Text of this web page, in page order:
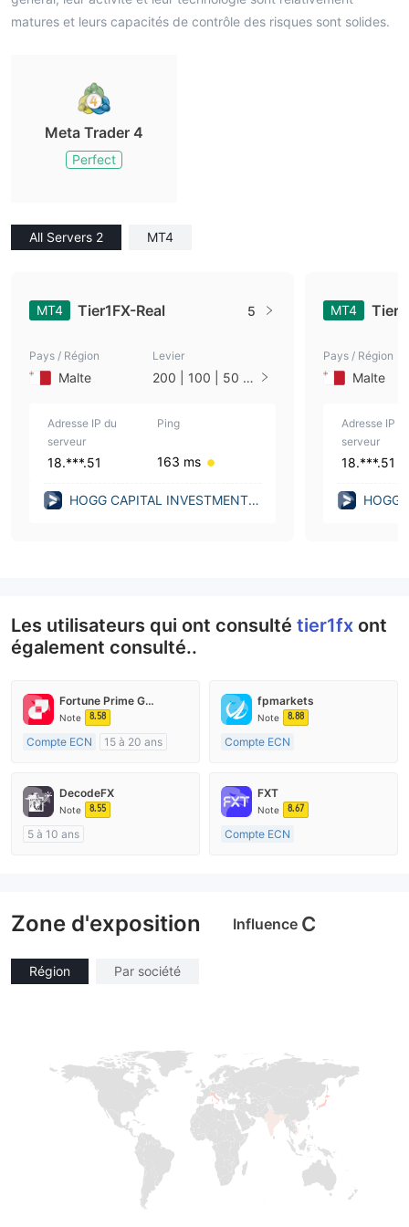
matures et leurs capacités de contrôle des risques sont solides.
Meta Trader 4
Perfect
All Servers 2 MT4
MT4 Tier1FX-Real 5
Pays / Région
Malte
Levier
200 | 100 | 50 |
Adresse IP du
serveur
18.***.51
Ping
163 ms
HOGG CAPITAL INVESTMENTS
MT4
Pays / Région
Malte
Adresse IP
serveur
18.***.51
HOGG
Les utilisateurs qui ont consulté tier1fx ont
également consulté..
Fortune Prime Global
Note 8.58
Compte ECN
15 à 20 ans
Market Making (MM)
Etiquette principale MT4
fpmarkets
Note 8.88
Compte ECN
Market Making (MM)
DecodeFX
Note 8.55
5 à 10 ans
FXT
Note 8.67
Compte ECN
Etiquette principale MT4
Zone d'exposition Influence C
Région Par société